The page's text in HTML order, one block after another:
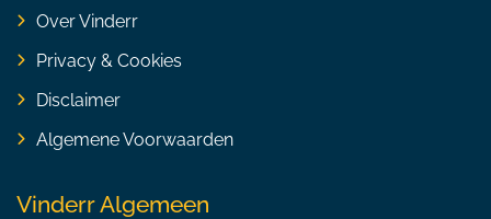
Over Vinderr
Privacy & Cookies
Disclaimer
Algemene Voorwaarden
Vinderr Algemeen